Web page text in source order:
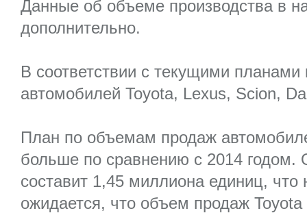
Данные об объеме производства в
дополнительно.
В соответствии с текущими
автомобилей Toyota, Lexus, Scion,
План по объемам продаж
больше по сравнению с 2014
составит 1,45 миллиона единиц,
ожидается, что объем продаж